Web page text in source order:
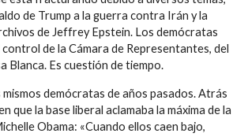
de Trump a la guerra contra Irán y la
de Jeffrey Epstein. Los demócratas
de la Cámara de Representantes, del
Blanca. Es cuestión de tiempo.
demócratas de años pasados. Atrás
que la base liberal aclamaba la máxima de la
Obama: «Cuando ellos caen bajo,